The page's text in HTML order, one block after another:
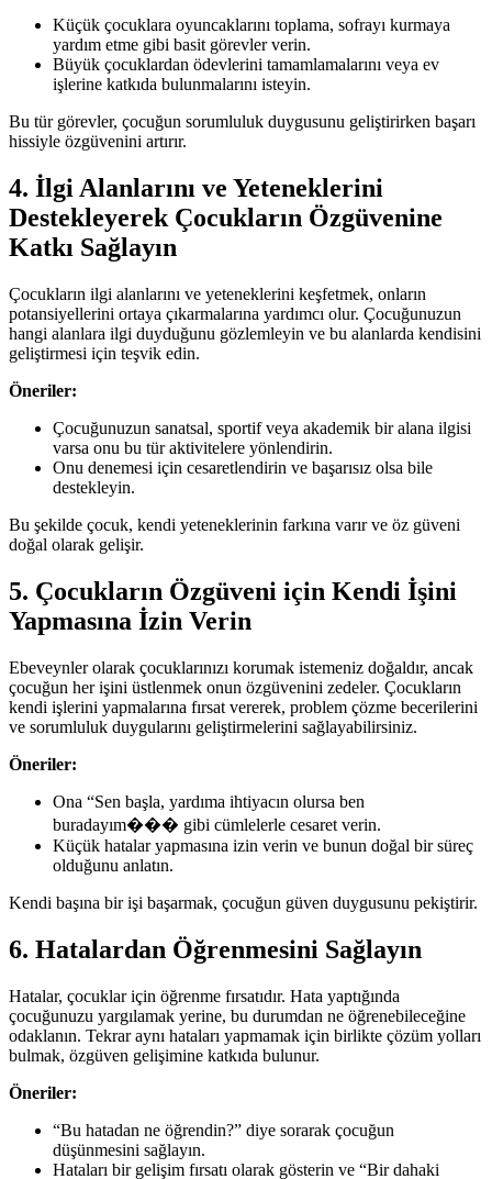
Küçük çocuklara oyuncaklarını toplama, sofrayı kurmaya
yardım etme gibi basit görevler verin.
Büyük çocuklardan ödevlerini tamamlamalarını veya ev
işlerine katkıda bulunmalarını isteyin.
Bu tür görevler, çocuğun sorumluluk duygusunu geliştirirken başarı
hissiyle özgüvenini artırır.
4. İlgi Alanlarını ve Yeteneklerini
Destekleyerek Çocukların Özgüvenine
Katkı Sağlayın
Çocukların ilgi alanlarını ve yeteneklerini keşfetmek, onların
potansiyellerini ortaya çıkarmalarına yardımcı olur. Çocuğunuzun
hangi alanlara ilgi duyduğunu gözlemleyin ve bu alanlarda kendisini
geliştirmesi için teşvik edin.
Öneriler:
Çocuğunuzun sanatsal, sportif veya akademik bir alana ilgisi
varsa onu bu tür aktivitelere yönlendirin.
Onu denemesi için cesaretlendirin ve başarısız olsa bile
destekleyin.
Bu şekilde çocuk, kendi yeteneklerinin farkına varır ve öz güveni
doğal olarak gelişir.
5. Çocukların Özgüveni için Kendi İşini
Yapmasına İzin Verin
Ebeveynler olarak çocuklarınızı korumak istemeniz doğaldır, ancak
çocuğun her işini üstlenmek onun özgüvenini zedeler. Çocukların
kendi işlerini yapmalarına fırsat vererek, problem çözme becerilerini
ve sorumluluk duygularını geliştirmelerini sağlayabilirsiniz.
Öneriler:
Ona “Sen başla, yardıma ihtiyacın olursa ben
buradayım��� gibi cümlelerle cesaret verin.
Küçük hatalar yapmasına izin verin ve bunun doğal bir süreç
olduğunu anlatın.
Kendi başına bir işi başarmak, çocuğun güven duygusunu pekiştirir.
6. Hatalardan Öğrenmesini Sağlayın
Hatalar, çocuklar için öğrenme fırsatıdır. Hata yaptığında
çocuğunuzu yargılamak yerine, bu durumdan ne öğrenebileceğine
odaklanın. Tekrar aynı hataları yapmamak için birlikte çözüm yolları
bulmak, özgüven gelişimine katkıda bulunur.
Öneriler:
“Bu hatadan ne öğrendin?” diye sorarak çocuğun
düşünmesini sağlayın.
Hataları bir gelişim fırsatı olarak gösterin ve “Bir dahaki